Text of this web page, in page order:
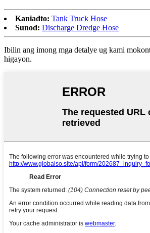
Kaniadto: Tank Truck Hose
Sunod: Discharge Dredge Hose
Ibilin ang imong mga detalye ug kami
higayon.